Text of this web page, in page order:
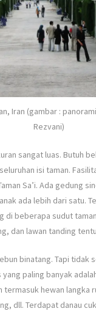
Iran (gambar :
Rezvani)
sangat luas. Butuh
isi taman.
Sa’i. Ada gedung
ada lebih dari satu.
di beberapa sudut
dan lawan tanding
binatang. Tapi tidak
paling banyak
termasuk hewan langka
dll. Terdapat danau